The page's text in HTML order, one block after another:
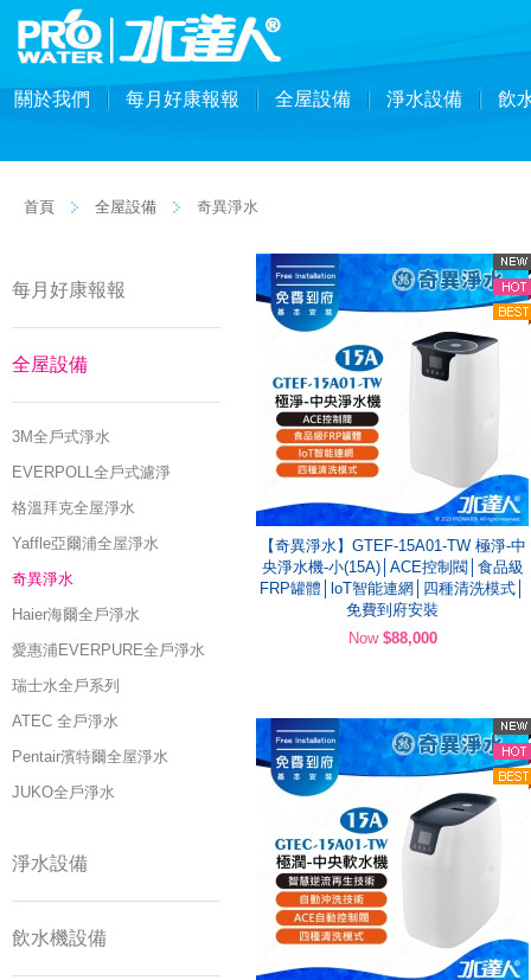
關於我們 每月好康報報 全屋設備 淨水設備 飲
首頁 全屋設備 奇異淨水
每月好康報報
全屋設備
3M全戶式淨水
EVERPOLL全戶式濾淨
格溫拜克全屋淨水
Yaffle亞爾浦全屋淨水
奇異淨水
Haier海爾全戶淨水
愛惠浦EVERPURE全戶淨水
瑞士水全戶系列
ATEC 全戶淨水
Pentair濱特爾全屋淨水
JUKO全戶淨水
淨水設備
飲水機設備
【奇異淨水】GTEF-15A01-TW 極淨-中
央淨水機-小(15A)│ACE控制閥│食品級
FRP罐體│loT智能連網│四種清洗模式│
免費到府安裝
Now $88,000